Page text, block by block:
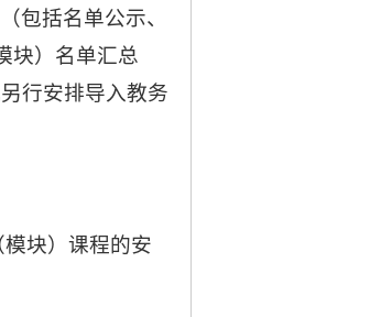
包括名单公示、
块）名单汇总
行安排导入教务
块）课程的安